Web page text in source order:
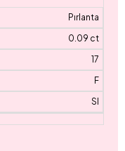
Pırlanta
0.09 ct
17
F
SI